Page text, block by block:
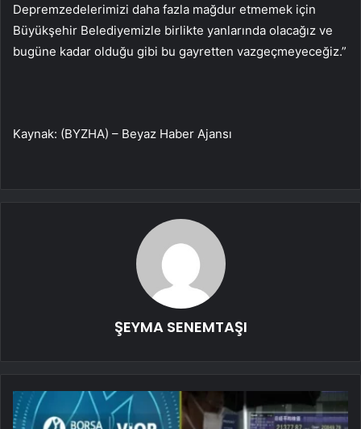
Depremzedelerimizi daha fazla mağdur etmemek için
Büyükşehir Belediyemizle birlikte yanlarında olacağız ve
bugüne kadar olduğu gibi bu gayretten vazgeçmeyeceğiz.”
Kaynak: (BYZHA) – Beyaz Haber Ajansı
ŞEYMA SENEMTAŞI